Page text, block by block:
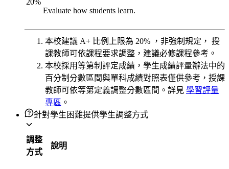
Evaluate how students learn.
本校建議 A+ 比例上限為 20% ，非強制規定， 授
課教師可依課程要求調整，建議必修課程參考。
本校採用等第制評定成績，學生成績評量辦法中的
百分制分數區間與單科成績對照表僅供參考，授課
教師可依等第定義調整分數區間。詳見 學習評量
專區 。
針對學生困難提供學生調整方式
調整
方式
說明